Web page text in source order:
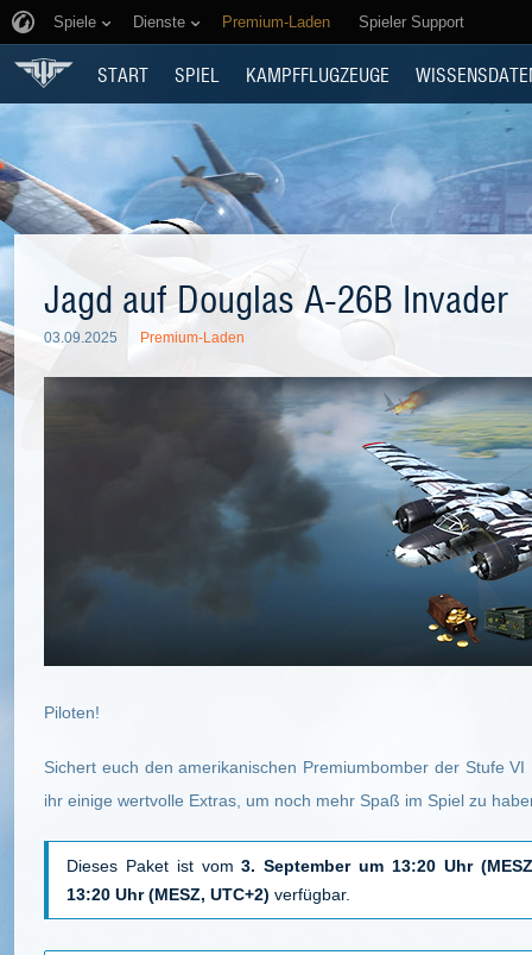
Spiele Dienste Premium-Laden Spieler Support
START SPIEL KAMPFFLUGZEUGE
Jagd auf Douglas A-26B Invader
03.09.2025 Premium-Laden
Piloten!
Sichert euch den amerikanischen Premiumbomber der Stufe VI
ihr einige wertvolle Extras, um noch mehr Spaß im Spiel zu
Dieses Paket ist vom3. September um 13:20 Uhr
13:20 Uhr (MESZ, UTC+2) verfügbar.